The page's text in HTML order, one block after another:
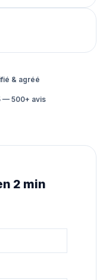
& agréé
— 500+ avis
2 min